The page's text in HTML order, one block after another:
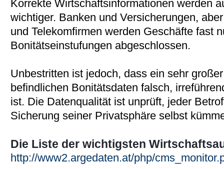
Korrekte Wirtschaftsinformationen werden
wichtiger. Banken und Versicherungen,
und Telekomfirmen werden Geschäfte fast
Bonitätseinstufungen abgeschlossen.
Unbestritten ist jedoch, dass ein sehr
befindlichen Bonitätsdaten falsch,
ist. Die Datenqualität ist unprüft, jeder
Sicherung seiner Privatsphäre selbst
Die Liste der wichtigsten
http://www2.argedaten.at/php/